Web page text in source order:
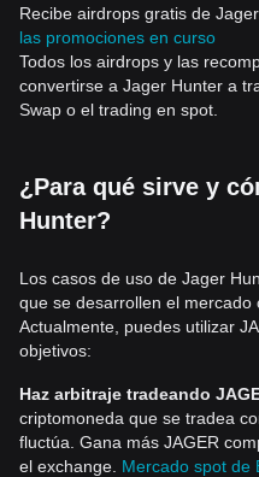
Recibe airdrops gratis de
las promociones en curso
Todos los airdrops y las
convertirse a Jager Hunter a
Swap o el trading en spot.
¿Para qué sirve y
Hunter?
Los casos de uso de Jager
que se desarrollen el mercado
Actualmente, puedes utilizar
objetivos:
Haz arbitraje tradeando
criptomoneda que se tradea
fluctúa. Gana más JAGER
el exchange. Mercado spot de